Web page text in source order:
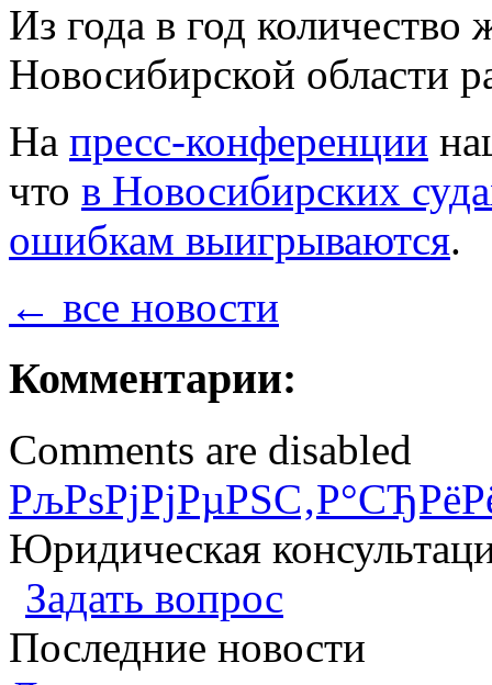
Из года в год количество
Новосибирской области
На пресс-конференции
что в Новосибирских
ошибкам выигрываются.
← все новости
Комментарии:
Comments are disabled
Юридическая
Задать вопрос
Последние новости